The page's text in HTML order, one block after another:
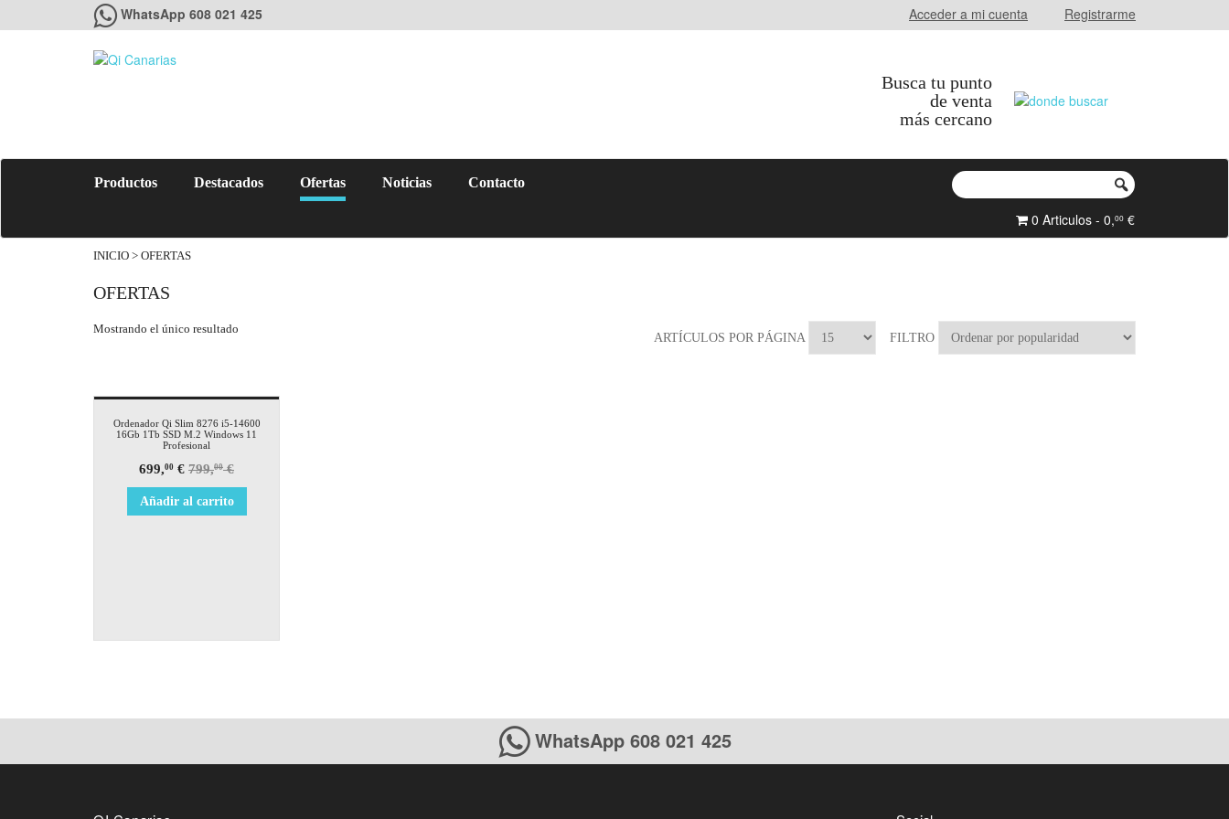
WhatsApp 608 021 425 Acceder a mi cuenta Registrarme
Busca tu punto
de venta
más cercano
Productos Destacados Ofertas Noticias Contacto
0 Articulos - 0,00 €
INICIO > OFERTAS
OFERTAS
Mostrando el único resultado
FILTRO
ARTÍCULOS POR PÁGINA
¡Oferta!
Ordenador Qi Slim 8276 i5-14600
16Gb 1Tb SSD M.2 Windows 11
Profesional
699,00 € 799,00€
Añadir al carrito
WhatsApp 608 021 425